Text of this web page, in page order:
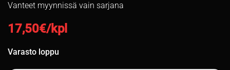
Vanteet myynnissä vain sarjana
17,50€/kpl
Varasto loppu